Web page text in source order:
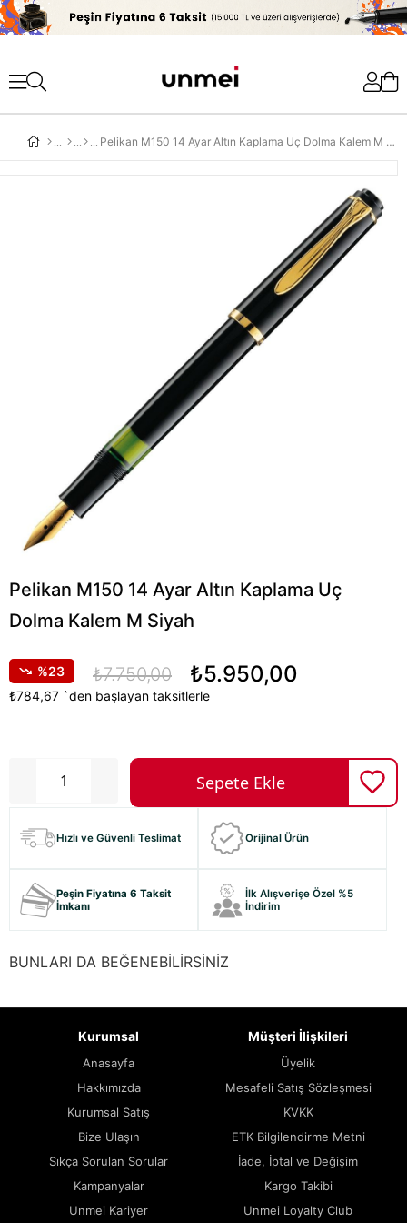
'
Pelikan M150 14 Ayar Altın Kaplama Uç Dolma Kalem M Siyah
Pelikan M150 14 Ayar Altın Kaplama Uç
Dolma Kalem M Siyah
23 ₺7.750,00 ₺5.950,00
₺784,67 `den başlayan taksitlerle
Hızlı ve Güvenli Teslimat Orijinal Ürün
Peşin Fiyatına 6 Taksit
İmkanı
İlk Alışverişe Özel %5
İndirim
BUNLARI DA BEĞENEBİLİRSİNİZ
Kurumsal
Anasayfa
Hakkımızda
Kurumsal Satış
Bize Ulaşın
Sıkça Sorulan Sorular
Kampanyalar
Unmei Kariyer
Müşteri İlişkileri
Üyelik
Mesafeli Satış Sözleşmesi
KVKK
ETK Bilgilendirme Metni
İade, İptal ve Değişim
Kargo Takibi
Unmei Loyalty Club